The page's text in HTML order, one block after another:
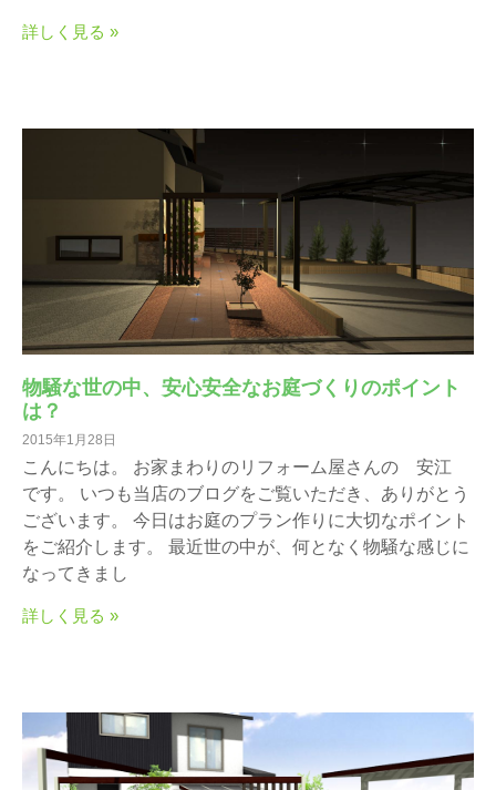
詳しく見る »
物騒な世の中、安心安全なお庭づくりのポイント
は？
2015年1月28日
こんにちは。 お家まわりのリフォーム屋さんの 安江
です。 いつも当店のブログをご覧いただき、ありがとう
ございます。 今日はお庭のプラン作りに大切なポイント
をご紹介します。 最近世の中が、何となく物騒な感じに
なってきまし
詳しく見る »